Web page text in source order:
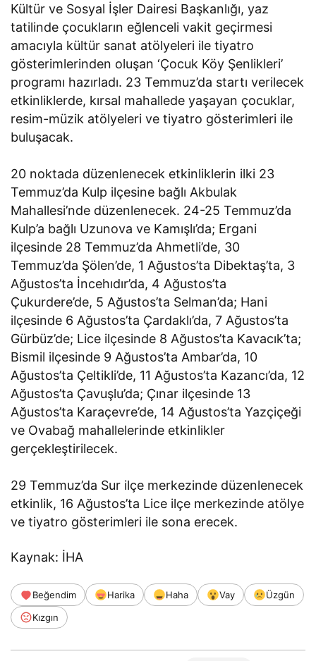
Kültür ve Sosyal İşler Dairesi Başkanlığı, yaz
tatilinde çocukların eğlenceli vakit geçirmesi
amacıyla kültür sanat atölyeleri ile tiyatro
gösterimlerinden oluşan ‘Çocuk Köy Şenlikleri’
programı hazırladı. 23 Temmuz’da startı verilecek
etkinliklerde, kırsal mahallede yaşayan çocuklar,
resim-müzik atölyeleri ve tiyatro gösterimleri ile
buluşacak.
20 noktada düzenlenecek etkinliklerin ilki 23
Temmuz’da Kulp ilçesine bağlı Akbulak
Mahallesi’nde düzenlenecek. 24-25 Temmuz’da
Kulp’a bağlı Uzunova ve Kamışlı’da; Ergani
ilçesinde 28 Temmuz’da Ahmetli’de, 30
Temmuz’da Şölen’de, 1 Ağustos’ta Dibektaş’ta, 3
Ağustos’ta İncehıdır’da, 4 Ağustos’ta
Çukurdere’de, 5 Ağustos’ta Selman’da; Hani
ilçesinde 6 Ağustos’ta Çardaklı’da, 7 Ağustos’ta
Gürbüz’de; Lice ilçesinde 8 Ağustos’ta Kavacık’ta;
Bismil ilçesinde 9 Ağustos’ta Ambar’da, 10
Ağustos’ta Çeltikli’de, 11 Ağustos’ta Kazancı’da, 12
Ağustos’ta Çavuşlu’da; Çınar ilçesinde 13
Ağustos’ta Karaçevre’de, 14 Ağustos’ta Yazçiçeği
ve Ovabağ mahallelerinde etkinlikler
gerçekleştirilecek.
29 Temmuz’da Sur ilçe merkezinde düzenlenecek
etkinlik, 16 Ağustos’ta Lice ilçe merkezinde atölye
ve tiyatro gösterimleri ile sona erecek.
Kaynak: İHA
Beğendim Harika Haha Vay
Üzgün
Kızgın